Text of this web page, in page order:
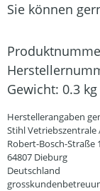
Sie können
Gewicht: 0.3 kg
Herstellerangaben
Stihl Vetriebszentrale
Robert-Bosch-Straße
64807 Dieburg
Deutschland